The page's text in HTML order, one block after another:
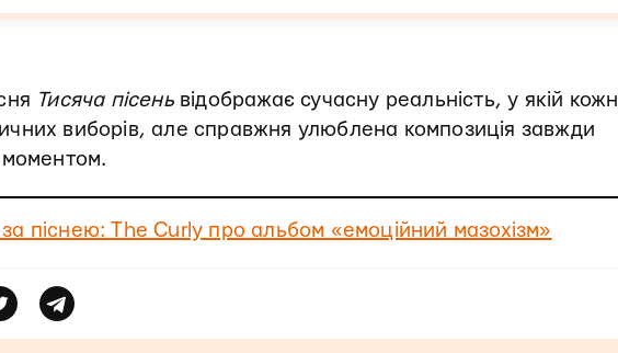
Тисяча пісеньвідображає сучасну реальність, у якій
виборів, але справжня улюблена композиція завжди
моментом.
за піснею: The Curly про альбом «емоційний мазохізм»